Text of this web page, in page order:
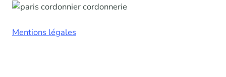
Mentions légales